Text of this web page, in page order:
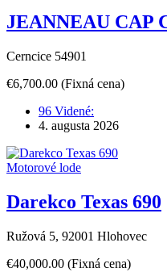
JEANNEAU CAP
Cerncice 54901
€6,700.00 (Fixná cena)
96 Videné:
4. augusta 2026
Motorové lode
Darekco Texas 690
Ružová 5, 92001 Hlohovec
€40,000.00 (Fixná cena)